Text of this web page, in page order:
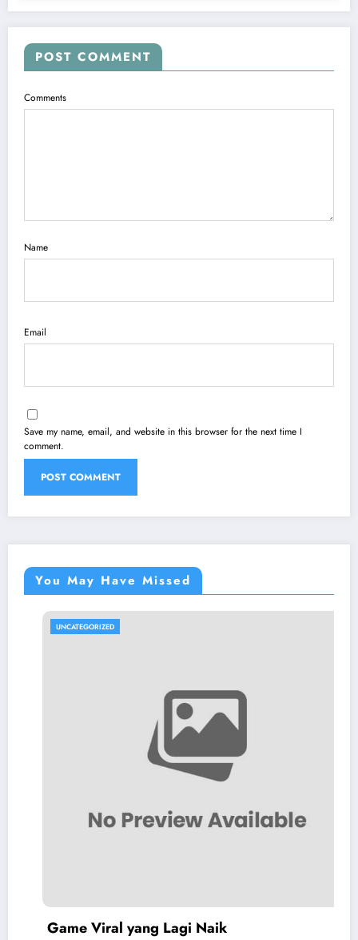
POST COMMENT
Comments
Name
Email
Save my name, email, and website in this browser for the next time I
comment.
You May Have Missed
UNCATEGORIZED
Game Viral yang Lagi Naik